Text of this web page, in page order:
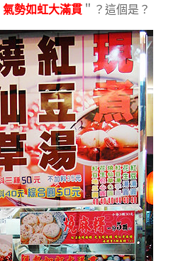
氣勢如虹大滿貫 ＂？這個是？